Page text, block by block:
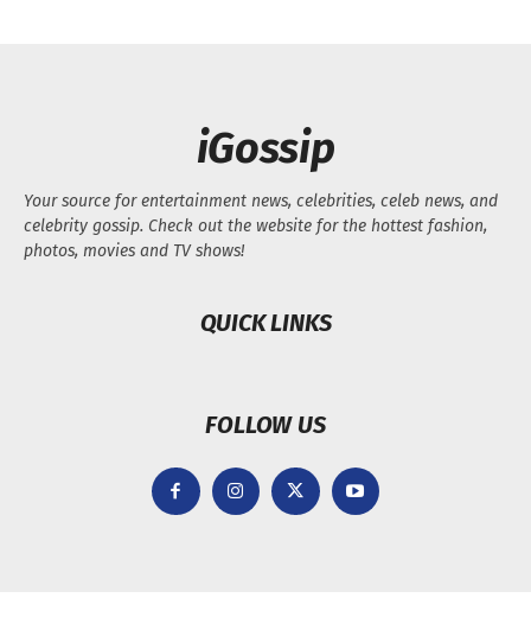
iGossip
Your source for entertainment news, celebrities, celeb news, and
celebrity gossip. Check out the website for the hottest fashion,
photos, movies and TV shows!
QUICK LINKS
FOLLOW US